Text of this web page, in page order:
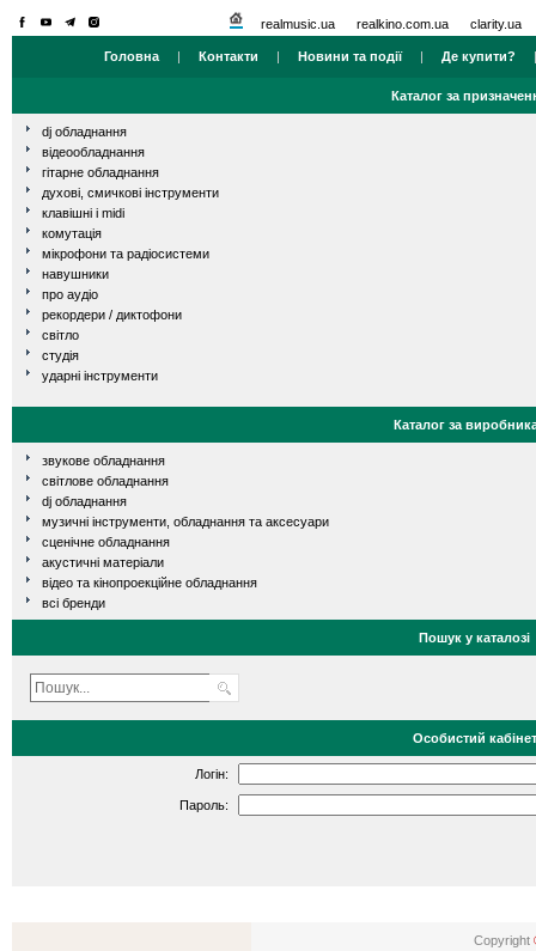
realmusic.ua realkino.com.ua clarity.ua
Головна | Контакти | Новини та події| Де купити?
Каталог за
dj обладнання
відеообладнання
гітарне обладнання
духові, смичкові інструменти
клавішні і midi
комутація
мікрофони та радіосистеми
навушники
про аудіо
рекордери / диктофони
світло
студія
ударні інструменти
Каталог за
звукове обладнання
світлове обладнання
dj обладнання
музичні інструменти, обладнання та аксесуари
сценічне обладнання
акустичні матеріали
відео та кінопроекційне обладнання
всі бренди
Пошук у каталозі
Особистий кабінет
Логін:
Пароль:
Copyright